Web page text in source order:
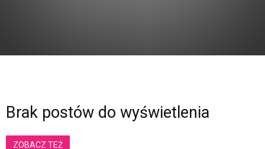
Brak postów do wyświetlenia
ZOBACZ TEŻ